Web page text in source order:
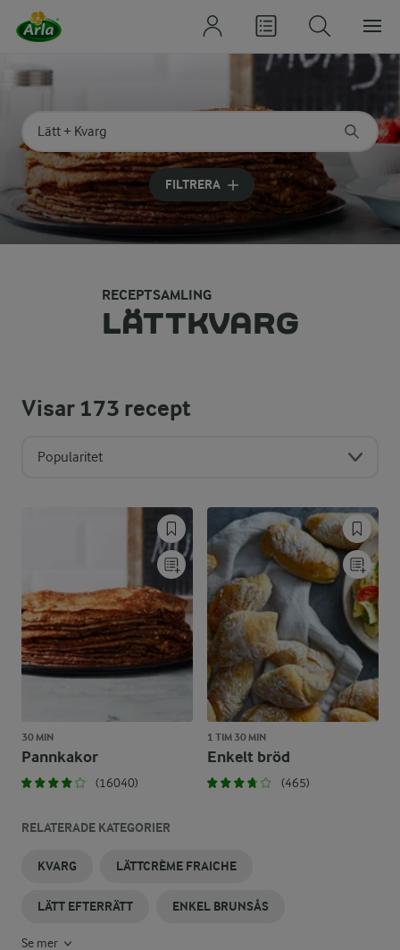
Sök på kategori eller ingrediens
Skriv in sökord för att få förslag
FILTRERA
RECEPTSAMLING
LÄTTKVARG
Visar173 recept
Popularitet
30 MIN
Pannkakor
(16040)
1 TIM 30 MIN
Enkelt bröd
(465)
RELATERADE KATEGORIER
KVARG LÄTTCRÈME FRAICHE
LÄTT EFTERRÄTT ENKEL BRUNSÅS
Se mer